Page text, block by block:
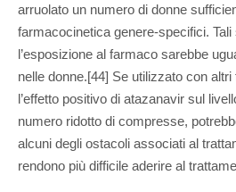
arruolato un numero di donne
farmacocinetica genere-specifici.
l’esposizione al farmaco sarebbe
nelle donne.[44] Se utilizzato con
l’effetto positivo di atazanavir sul
numero ridotto di compresse,
alcuni degli ostacoli associati al
rendono più difficile aderire al